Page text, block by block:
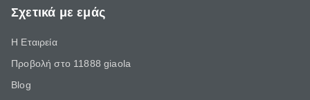
Σχετικά με εμάς
Η Εταιρεία
Προβολή στο 11888 giaola
Blog